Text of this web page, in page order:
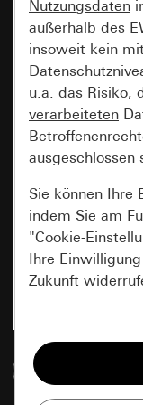
Nutzungsdaten
außerhalb des
insoweit kein
u.a. das Risiko,
verarbeiteten
ausgeschlossen
Sie können Ihre
indem Sie am
"Cookie-
Ihre
Zukunft
Alle Cookies,
Seite